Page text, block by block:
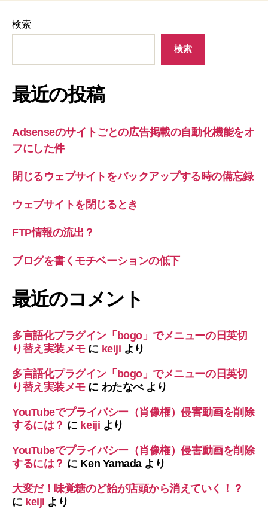
検索
検索
最近の投稿
Adsenseのサイトごとの広告掲載の自動化機能をオ
フにした件
閉じるウェブサイトをバックアップする時の備忘録
ウェブサイトを閉じるとき
FTP情報の流出？
ブログを書くモチベーションの低下
最近のコメント
多言語化プラグイン「bogo」でメニューの日英切
り替え実装メモに keiji より
多言語化プラグイン「bogo」でメニューの日英切
り替え実装メモに わたなべより
YouTubeでプライバシー（肖像権）侵害動画を削除
するには？ に keiji より
YouTubeでプライバシー（肖像権）侵害動画を削除
するには？ に Ken Yamadaより
大変だ！味覚糖のど飴が店頭から消えていく！？
に keiji より